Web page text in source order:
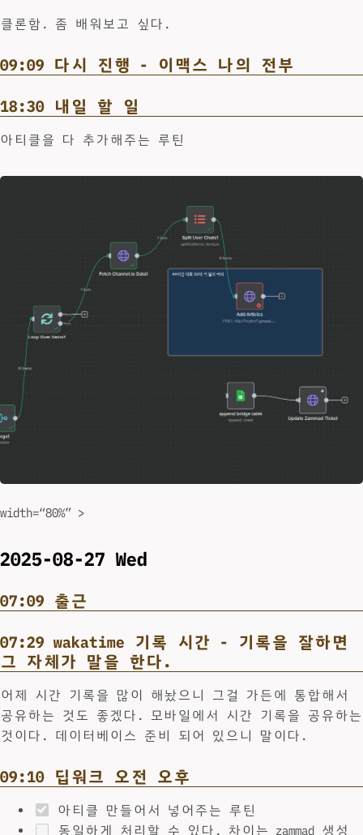
클론함. 좀 배워보고 싶다.
09:09 다시 진행 - 이맥스 나의 전부
18:30 내일 할 일
아티클을 다 추가해주는 루틴
width=“80%” >
2025-08-27 Wed
07:09 출근
07:29 wakatime 기록 시간 - 기록을 잘하면
그 자체가 말을 한다.
어제 시간 기록을 많이 해놨으니 그걸 가든에 통합해서
공유하는 것도 좋겠다. 모바일에서 시간 기록을 공유하는
것이다. 데이터베이스 준비 되어 있으니 말이다.
09:10 딥워크 오전 오후
아티클 만들어서 넣어주는 루틴
동일하게 처리할 수 있다. 차이는 zammad 생성